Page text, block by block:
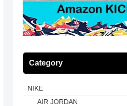
Category
NIKE
AIR JORDAN